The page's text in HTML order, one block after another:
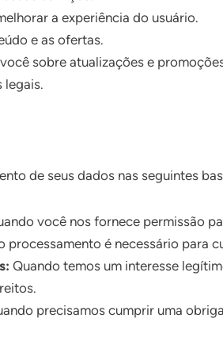
a experiência do usuário.
e as ofertas.
sobre atualizações e
legais.
de seus dados nas seguintes
você nos fornece permissão
processamento é necessário para
Quando temos um interesse
precisamos cumprir uma